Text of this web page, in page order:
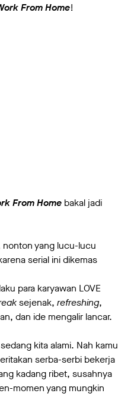
From Home!
From Home bakal jadi
nonton yang lucu-lucu
serial ini dikemas
para karyawan LOVE
sejenak, refreshing,
dan ide mengalir lancar.
kita alami. Nah kamu
serba-serbi bekerja
kadang ribet, susahnya
momen yang mungkin